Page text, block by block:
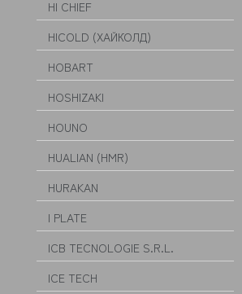
HI CHIEF
HICOLD (ХАЙКОЛД)
HOBART
HOSHIZAKI
HOUNO
HUALIAN (HMR)
HURAKAN
I PLATE
ICB TECNOLOGIE S.R.L.
ICE TECH